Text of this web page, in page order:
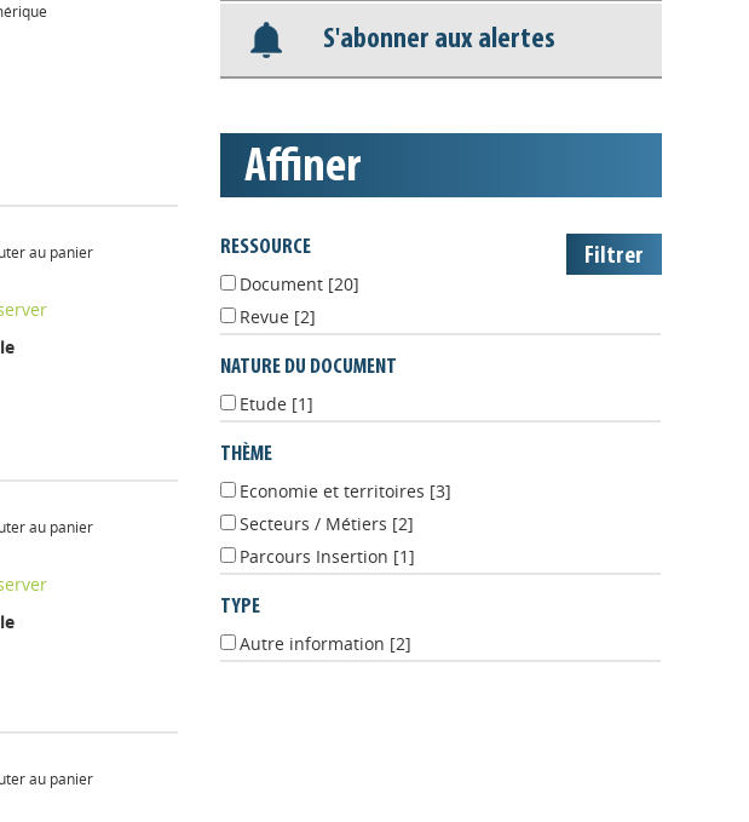
au panier
au panier
au panier
affiner
RESSOURCE
Document
Revue[2]
NATURE DU DOCUMENT
Etude[1]
THÈME
Economie et territoires
Secteurs / Métiers [2]
Parcours Insertion[1]
TYPE
Autre information[2]